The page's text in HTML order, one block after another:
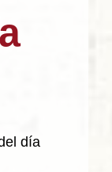
día